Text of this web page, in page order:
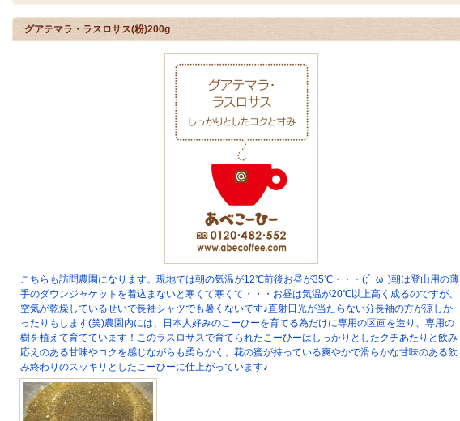
グアテマラ・ラスロサス(粉)200g
こちらも訪問農園になります。現地では朝の気温が12℃前後お昼が35℃・・・(;´･ω･)朝は登山用の薄
手のダウンジャケットを着込まないと寒くて寒くて・・・お昼は気温が20℃以上高く成るのですが、
空気が乾燥しているせいで長袖シャツでも暑くないです♪直射日光が当たらない分長袖の方が涼しか
ったりもします(笑)農園内には、日本人好みのこーひーを育てる為だけに専用の区画を造り、専用の
樹を植えて育てています！このラスロサスで育てられたこーひーはしっかりとしたクチあたりと飲み
応えのある甘味やコクを感じながらも柔らかく、花の蜜が持っている爽やかで滑らかな甘味のある飲
み終わりのスッキリとしたこーひーに仕上がっています♪